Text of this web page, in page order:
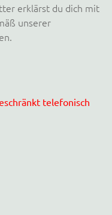
erklärst du dich mit
unserer
telefonisch